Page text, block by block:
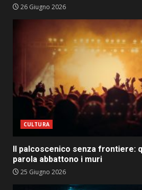
26 Giugno 2026
CULTURA
Il palcoscenico senza frontiere:
parola abbattono i muri
25 Giugno 2026